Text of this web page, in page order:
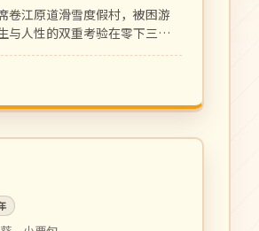
卷江原道滑雪度假村，被困游
与人性的双重考验在零下三十
。
更新至 5 集